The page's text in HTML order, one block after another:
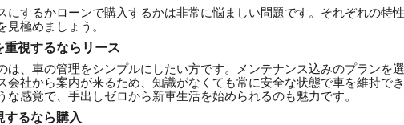
にするかローンで購入するかは非常に悩ましい問題です。それぞれの特
極めましょう。
視するならリース
は、車の管理をシンプルにしたい方です。メンテナンス込みのプランを
会社から案内が来るため、知識がなくても常に安全な状態で車を維持で
な感覚で、手出しゼロから新車生活を始められるのも魅力です。
するなら購入